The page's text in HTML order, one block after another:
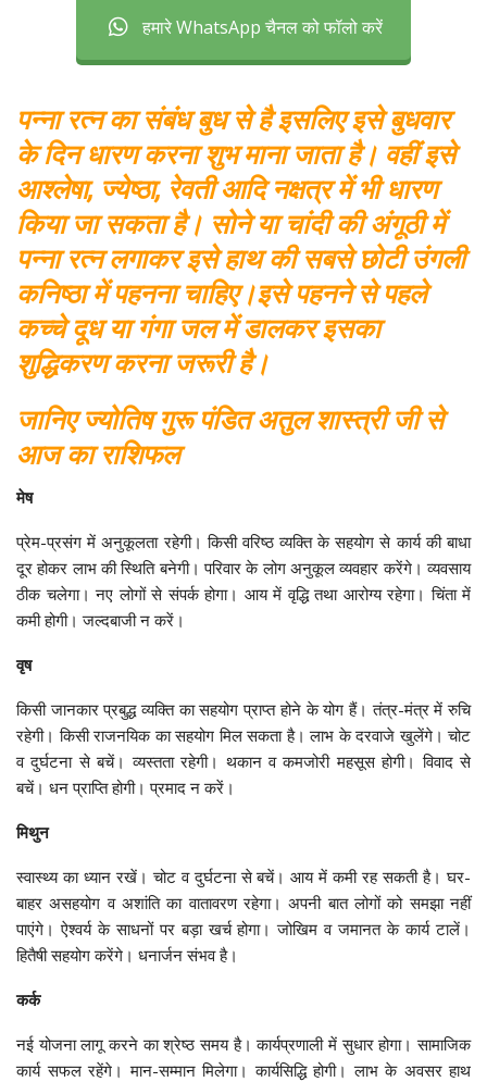
हमारे WhatsApp चैनल को फॉलो करें
पन्ना रत्न का संबंध बुध से है इसलिए इसे बुधवार
के दिन धारण करना शुभ माना जाता है। वहीं इसे
आश्लेषा, ज्येष्ठा, रेवती आदि नक्षत्र में भी धारण
किया जा सकता है। सोने या चांदी की अंगूठी में
पन्ना रत्न लगाकर इसे हाथ की सबसे छोटी उंगली
कनिष्ठा में पहनना चाहिए।इसे पहनने से पहले
कच्चे दूध या गंगा जल में डालकर इसका
शुद्धिकरण करना जरूरी है।
जानिए ज्योतिष गुरू पंडित अतुल शास्त्री जी से
आज का राशिफल
मेष
प्रेम-प्रसंग में अनुकूलता रहेगी। किसी वरिष्ठ व्यक्ति के सहयोग से कार्य की बाधा
दूर होकर लाभ की स्थिति बनेगी। परिवार के लोग अनुकूल व्यवहार करेंगे। व्यवसाय
ठीक चलेगा। नए लोगों से संपर्क होगा। आय में वृद्धि तथा आरोग्य रहेगा। चिंता में
कमी होगी। जल्दबाजी न करें।
वृष
किसी जानकार प्रबुद्ध व्यक्ति का सहयोग प्राप्त होने के योग हैं। तंत्र-मंत्र में रुचि
रहेगी। किसी राजनयिक का सहयोग मिल सकता है। लाभ के दरवाजे खुलेंगे। चोट
व दुर्घटना से बचें। व्यस्तता रहेगी। थकान व कमजोरी महसूस होगी। विवाद से
बचें। धन प्राप्ति होगी। प्रमाद न करें।
मिथुन
स्वास्थ्य का ध्यान रखें। चोट व दुर्घटना से बचें। आय में कमी रह सकती है। घर-
बाहर असहयोग व अशांति का वातावरण रहेगा। अपनी बात लोगों को समझा नहीं
पाएंगे। ऐश्वर्य के साधनों पर बड़ा खर्च होगा। जोखिम व जमानत के कार्य टालें।
हितैषी सहयोग करेंगे। धनार्जन संभव है।
कर्क
नई योजना लागू करने का श्रेष्ठ समय है। कार्यप्रणाली में सुधार होगा। सामाजिक
कार्य सफल रहेंगे। मान-सम्मान मिलेगा। कार्यसिद्धि होगी। लाभ के अवसर हाथ